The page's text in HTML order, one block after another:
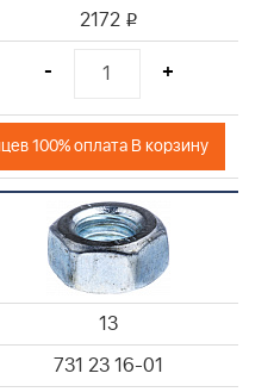
2172 i
- +
100% оплата В корзину
13
731 23 16-01